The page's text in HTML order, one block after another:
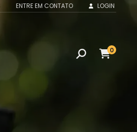
ENTRE EM CONTATO LOGIN
0